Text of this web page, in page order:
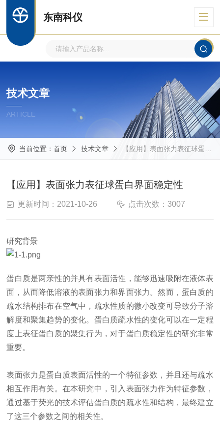
东南科仪
技术文章
ARTICLE
当前位置： 首页 技术文章 【应用】表面张力表征球蛋白界面稳定性
【应用】表面张力表征球蛋白界面稳定性
更新时间：2021-10-26 点击次数：3007
研究背景
蛋白质是两亲性的并具有表面活性，能够迅速吸附在液体表
面，从而降低溶液的表面张力和界面张力。然而，蛋白质的
疏水结构排布在空气中，疏水性质的微小改变可导致分子溶
解度和聚集趋势的变化。蛋白质疏水性的变化可以在一定程
度上表征蛋白质的聚集行为，对于蛋白质稳定性的研究非常
重要。
表面张力是蛋白质表面活性的一个特征参数，并且还与疏水
相互作用有关。在本研究中，引入表面张力作为特征参数，
通过基于荧光的技术评估蛋白质的疏水性和结构，最终建立
了这三个参数之间的相关性。